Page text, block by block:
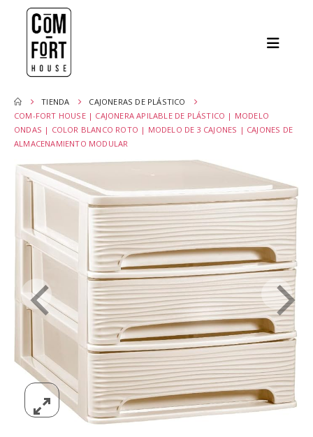
TIENDA
CAJONERAS DE PLÁSTICO
COM-FORT HOUSE | CAJONERA APILABLE DE PLÁSTICO | MODELO
ONDAS | COLOR BLANCO ROTO | MODELO DE 3 CAJONES | CAJONES DE
ALMACENAMIENTO MODULAR